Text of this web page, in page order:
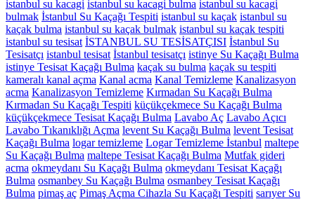
istanbul su kacagi istanbul su kacagi bulma istanbul su kacagi
bulmak İstanbul Su Kaçağı Tespiti istanbul su kaçak istanbul su
kaçak bulma istanbul su kaçak bulmak istanbul su kaçak tespiti
istanbul su tesisat İSTANBUL SU TESİSATÇISI İstanbul Su
Tesisatçı istanbul tesisat İstanbul tesisatçı istinye Su Kaçağı Bulma
istinye Tesisat Kaçağı Bulma kaçak su bulma kaçak su tespiti
kameralı kanal açma Kanal acma Kanal Temizleme Kanalizasyon
acma Kanalizasyon Temizleme Kırmadan Su Kaçağı Bulma
Kırmadan Su Kaçağı Tespiti küçükçekmece Su Kaçağı Bulma
küçükçekmece Tesisat Kaçağı Bulma Lavabo Aç Lavabo Açıcı
Lavabo Tıkanıklığı Açma levent Su Kaçağı Bulma levent Tesisat
Kaçağı Bulma logar temizleme Logar Temizleme İstanbul maltepe
Su Kaçağı Bulma maltepe Tesisat Kaçağı Bulma Mutfak gideri
acma okmeydanı Su Kaçağı Bulma okmeydanı Tesisat Kaçağı
Bulma osmanbey Su Kaçağı Bulma osmanbey Tesisat Kaçağı
Bulma pimaş aç Pimaş Açma Cihazla Su Kaçağı Tespiti sarıyer Su